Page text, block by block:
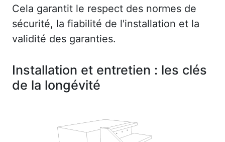
Cela garantit le respect des normes de
sécurité, la fiabilité de l'installation et la
validité des garanties.
Installation et entretien : les clés
de la longévité